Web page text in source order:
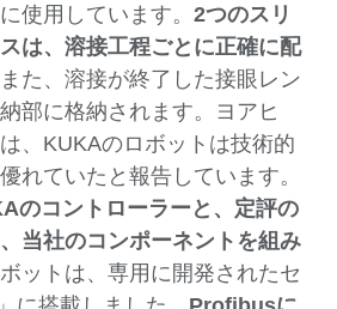
使用しています。2つのスリ
は、溶接工程ごとに正確に配
た、溶接が終了した接眼レン
部に格納されます。ヨアヒ
、KUKAのロボットは技術的
れていたと報告しています。
のコントローラーと、定評の
当社のコンポーネントを組み
ットは、専用に開発されたセ